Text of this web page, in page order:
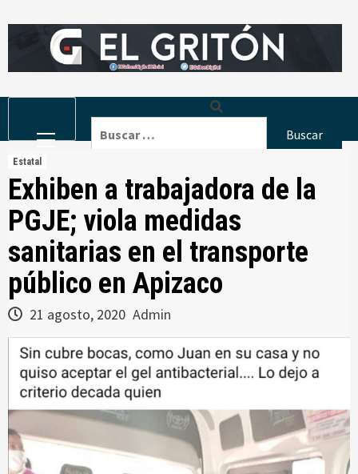
to
Menu
Estatal
Exhiben a trabajadora de la
PGJE; viola medidas
sanitarias en el transporte
público en Apizaco
21 agosto, 2020 Admin